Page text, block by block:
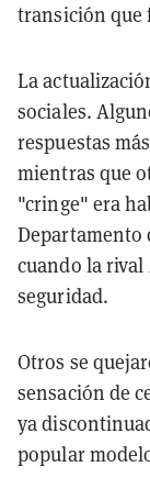
transición que
La
sociales.
respuestas
mientras que
"cringe" era
Departamento
cuando la
seguridad.
Otros se
sensación de
ya
popular